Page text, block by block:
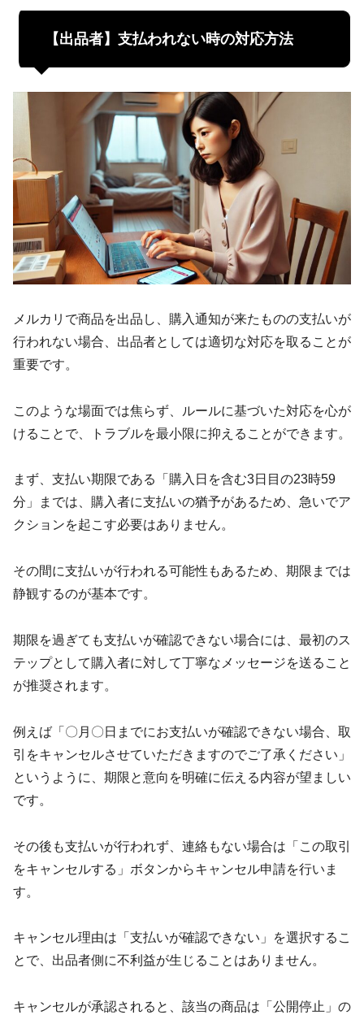
【出品者】支払われない時の対応方法
メルカリで商品を出品し、購入通知が来たものの支払いが
行われない場合、出品者としては適切な対応を取ることが
重要です。
このような場面では焦らず、ルールに基づいた対応を心が
けることで、トラブルを最小限に抑えることができます。
まず、支払い期限である「購入日を含む3日目の23時59
分」までは、購入者に支払いの猶予があるため、急いでア
クションを起こす必要はありません。
その間に支払いが行われる可能性もあるため、期限までは
静観するのが基本です。
期限を過ぎても支払いが確認できない場合には、最初のス
テップとして購入者に対して丁寧なメッセージを送ること
が推奨されます。
例えば「〇月〇日までにお支払いが確認できない場合、取
引をキャンセルさせていただきますのでご了承ください」
というように、期限と意向を明確に伝える内容が望ましい
です。
その後も支払いが行われず、連絡もない場合は「この取引
をキャンセルする」ボタンからキャンセル申請を行いま
す。
キャンセル理由は「支払いが確認できない」を選択するこ
とで、出品者側に不利益が生じることはありません。
キャンセルが承認されると、該当の商品は「公開停止」の